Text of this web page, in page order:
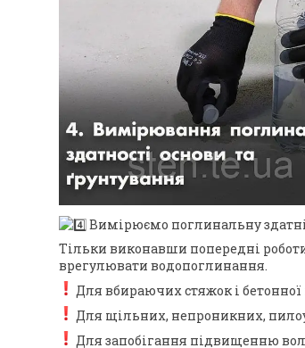
Вимірюємо поглинальну
Тільки виконавши попередні
врегулювати водопоглинання.
Для вбираючих стяжок і бетонної
Для щільних, непроникних,
Для запобігання підвищенню